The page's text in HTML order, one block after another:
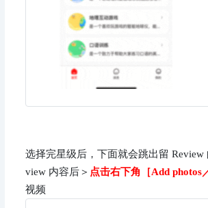
选择完星级后，下面就会跳出留 Review
view 内容后＞ 点击右下角［Add photos
视频